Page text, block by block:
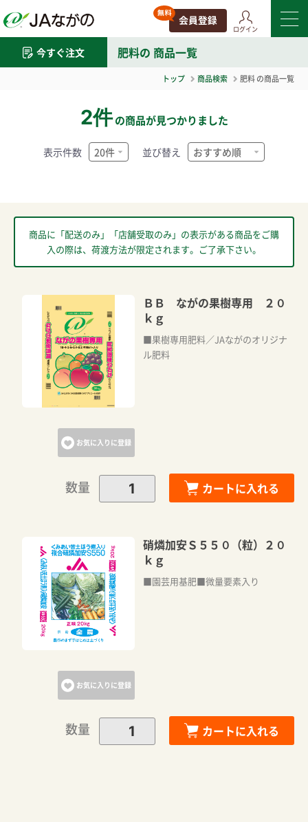
ログイン
今すぐ注文 肥料の 商品一覧
トップ 商品検索 肥料の商品一覧
2件 の商品が見つかりました
表示件数 並び替え
商品に「配送のみ」「店舗受取のみ」の表示がある商品をご購
入の際は、荷渡方法が限定されます。ご了承下さい。
お気に入りに登録
ＢＢ ながの果樹専用 ２０
ｋｇ
■果樹専用肥料／JAながのオリジナ
ル肥料
数量 カートに入れる
お気に入りに登録
硝燐加安Ｓ５５０（粒）２０
ｋｇ
■園芸用基肥■微量要素入り
数量 カートに入れる
カートに追加しました。